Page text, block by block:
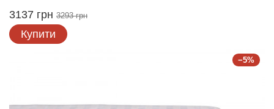
3137 грн 3293 грн
Купити
−5%